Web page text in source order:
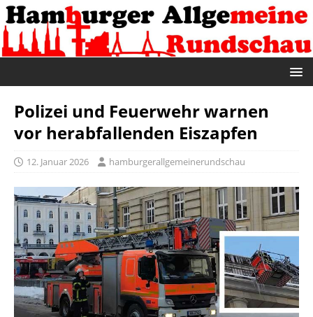
Polizei und Feuerwehr warnen
vor herabfallenden Eiszapfen
12. Januar 2026 hamburgerallgemeinerundschau